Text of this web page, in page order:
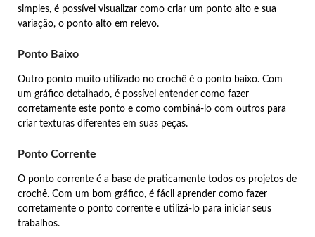
simples, é possível visualizar como criar um ponto alto e sua
variação, o ponto alto em relevo.
Ponto Baixo
Outro ponto muito utilizado no crochê é o ponto baixo. Com
um gráfico detalhado, é possível entender como fazer
corretamente este ponto e como combiná-lo com outros para
criar texturas diferentes em suas peças.
Ponto Corrente
O ponto corrente é a base de praticamente todos os projetos de
crochê. Com um bom gráfico, é fácil aprender como fazer
corretamente o ponto corrente e utilizá-lo para iniciar seus
trabalhos.